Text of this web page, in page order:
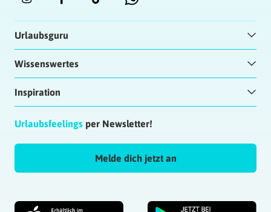
Urlaubsguru
Wissenswertes
Inspiration
Urlaubsfeelings per Newsletter!
Melde dich jetzt an